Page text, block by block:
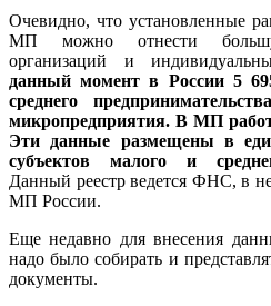
Очевидно, что установленные
МП можно отнести
организаций и
данный момент в России 5
среднего
микропредприятия. В МП
Эти данные размещены в
субъектов малого и
Данный реестр ведется ФНС, в
МП России.
Еще недавно для внесения
надо было собирать и
документы.